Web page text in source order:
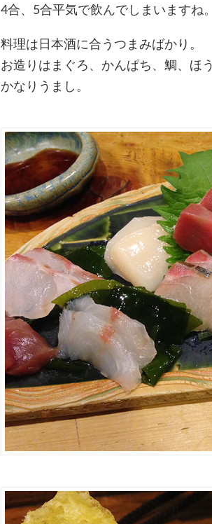
4合、5合平気で飲んでしまいますね。
料理は日本酒に合うつまみばかり。
お造りはまぐろ、かんぱち、鯛、ほ
かなりうまし。